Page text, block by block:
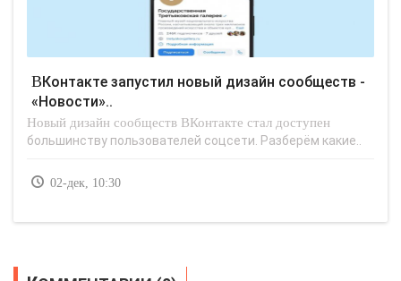
ВКонтакте запустил новый дизайн сообществ -
«Новости»..
Новый дизайн сообществ ВКонтакте стал доступен
большинству пользователей соцсети. Разберём какие..
02-дек, 10:30